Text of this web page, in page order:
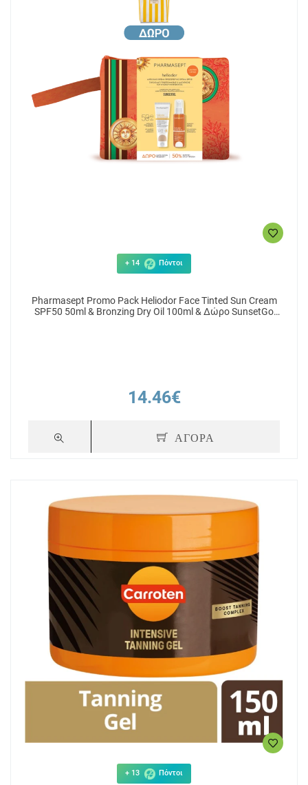
+ 14 Πόντοι
Pharmasept Promo Pack Heliodor Face Tinted Sun Cream
SPF50 50ml & Bronzing Dry Oil 100ml & Δώρο SunsetGo
14.46€
ΑΓΟΡΑ
+ 13 Πόντοι